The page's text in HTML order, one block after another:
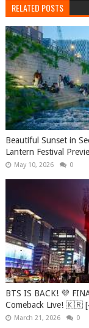
RELATED POSTS
Beautiful Sunset in
Lantern Festival
May 10, 2026 0
BTS IS BACK! 💜
Comeback Live! 🇰🇷
March 21, 2026 0